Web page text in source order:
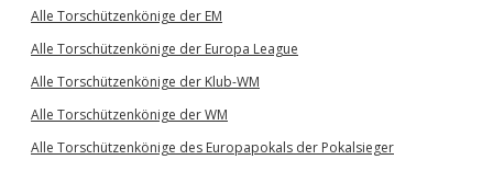
Alle Torschützenkönige der EM
Alle Torschützenkönige der Europa League
Alle Torschützenkönige der Klub-WM
Alle Torschützenkönige der WM
Alle Torschützenkönige des Europapokals der Pokalsieger